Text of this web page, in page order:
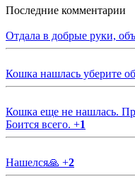
Последние комментарии
Отдала в добрые руки,
Кошка нашлась уберите
Кошка еще не нашлась.
Боится всего. +1
Нашелся🙏 +2